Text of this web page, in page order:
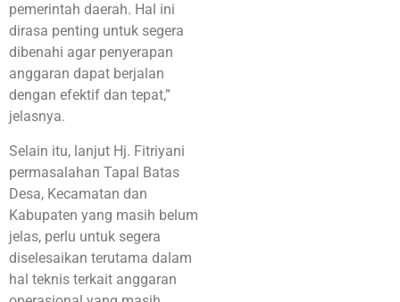
pemerintah daerah. Hal ini
dirasa penting untuk segera
dibenahi agar penyerapan
anggaran dapat berjalan
dengan efektif dan tepat,”
jelasnya.
Selain itu, lanjut Hj. Fitriyani
permasalahan Tapal Batas
Desa, Kecamatan dan
Kabupaten yang masih belum
jelas, perlu untuk segera
diselesaikan terutama dalam
hal teknis terkait anggaran